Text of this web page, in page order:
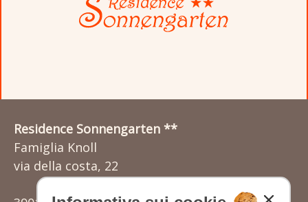
Residence Sonnengarten **
Famiglia Knoll
via della costa, 22